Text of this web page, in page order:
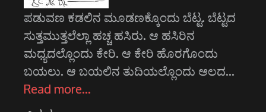
ಪಡುವಣ ಕಡಲಿನ ಮೂಡಣಕ್ಕೊಂದು ಬೆಟ್ಟ. ಬೆಟ್ಟದ
ಸುತ್ತಮುತ್ತಲೆಲ್ಲಾ ಹಚ್ಚ ಹಸಿರು. ಆ ಹಸಿರಿನ
ಮಧ್ಯದಲ್ಲೊಂದು ಕೇರಿ. ಆ ಕೇರಿ ಹೊರಗೊಂದು
ಬಯಲು. ಆ ಬಯಲಿನ ತುದಿಯಲ್ಲೊಂದು ಆಲದ…
Read more…